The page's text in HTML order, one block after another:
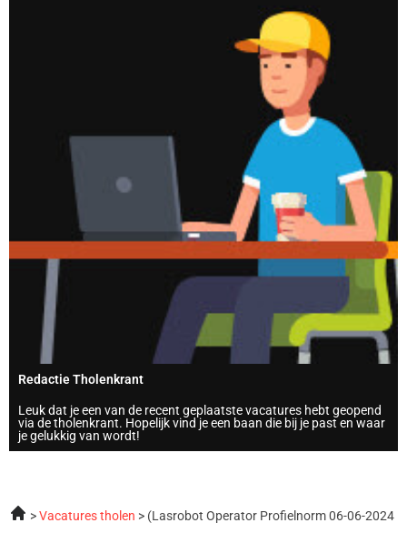
Redactie Tholenkrant
Leuk dat je een van de recent geplaatste vacatures hebt geopend
via de tholenkrant. Hopelijk vind je een baan die bij je past en waar
je gelukkig van wordt!
Vacatures tholen (Lasrobot Operator Profielnorm 06-06-2024